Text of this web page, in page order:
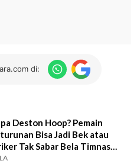
di:
Deston Hoop? Pemain
Bisa Jadi Bek atau
Tak Sabar Bela Timnas